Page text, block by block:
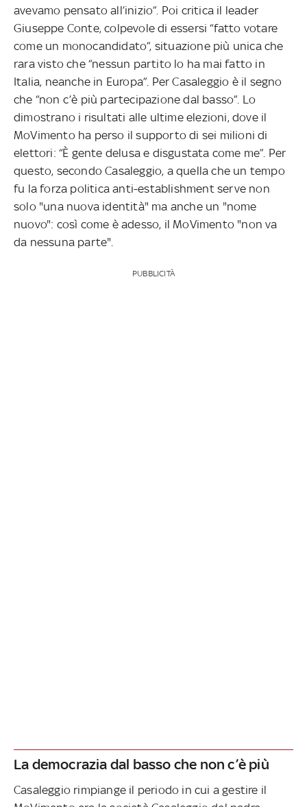
avevamo pensato all’inizio”. Poi critica il leader
Giuseppe Conte, colpevole di essersi “fatto votare
come un monocandidato”, situazione più unica che
rara visto che “nessun partito lo ha mai fatto in
Italia, neanche in Europa”. Per Casaleggio è il segno
che “non c’è più partecipazione dal basso”. Lo
dimostrano i risultati alle ultime elezioni, dove il
MoVimento ha perso il supporto di sei milioni di
elettori: “È gente delusa e disgustata come me”. Per
questo, secondo Casaleggio, a quella che un tempo
fu la forza politica anti-establishment serve non
solo "una nuova identità" ma anche un "nome
nuovo": così come è adesso, il MoVimento "non va
da nessuna parte".
PUBBLICITÀ
La democrazia dal basso che non c’è più
Casaleggio rimpiange il periodo in cui a gestire il